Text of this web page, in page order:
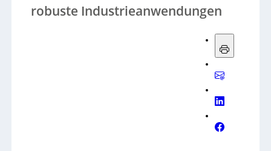
robuste Industrieanwendungen